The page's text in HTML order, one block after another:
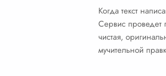
Когда текст
Сервис проведет
чистая,
мучительной